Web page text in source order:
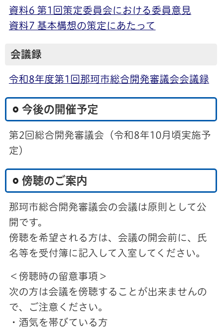
資料6 第1回策定委員会における委員意見
資料7 基本構想の策定にあたって
会議録
令和8年度第1回那珂市総合開発審議会会議録
今後の開催予定
第2回総合開発審議会（令和8年10月頃実施予
定）
傍聴のご案内
那珂市総合開発審議会の会議は原則として公
開です。
傍聴を希望される方は、会議の開会前に、氏
名等を受付簿に記入して入室してください。
＜傍聴時の留意事項＞
次の方は会議を傍聴することが出来ませんの
で、ご注意ください。
・酒気を帯びている方